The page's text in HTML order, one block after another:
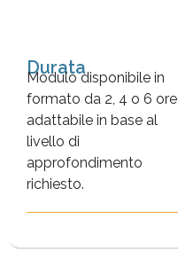
Durata
Modulo disponibile in
formato da 2, 4 o 6 ore,
adattabile in base al
livello di
approfondimento
richiesto.